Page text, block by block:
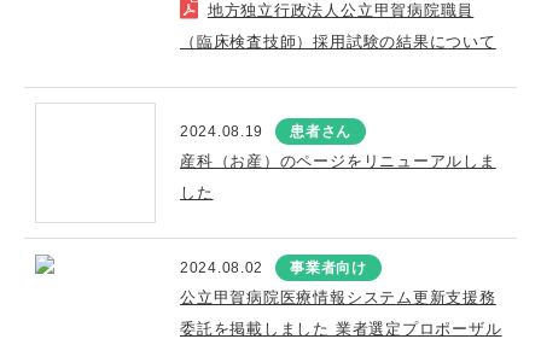
地方独立行政法人公立甲賀病院職員
（臨床検査技師）採用試験の結果について
2024.08.19 患者さん
産科（お産）のページをリニューアルしま
した
2024.08.02 事業者向け
公立甲賀病院医療情報システム更新支援務
委託を掲載しました 業者選定プロポーザル